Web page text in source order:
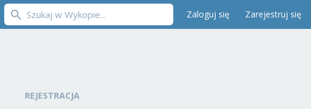
Zaloguj się Zarejestruj się
REJESTRACJA